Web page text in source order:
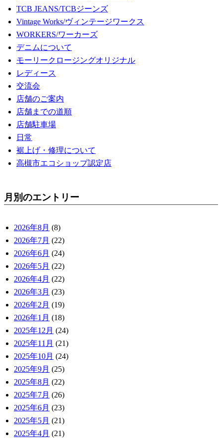
TCB JEANS/TCBジーンズ
Vintage Works/ヴィンテージワークス
WORKERS/ワーカーズ
デニムについて
モーリークロージングオリジナル
レディース
交流会
店舗のご案内
店舗までの道順
店舗駐車場
日常
裾上げ・修理について
高槻市エコショップ認定店
月別のエントリー
2026年8月 (8)
2026年7月 (22)
2026年6月 (24)
2026年5月 (22)
2026年4月 (22)
2026年3月 (23)
2026年2月 (19)
2026年1月 (18)
2025年12月 (24)
2025年11月 (21)
2025年10月 (24)
2025年9月 (25)
2025年8月 (22)
2025年7月 (26)
2025年6月 (23)
2025年5月 (21)
2025年4月 (21)